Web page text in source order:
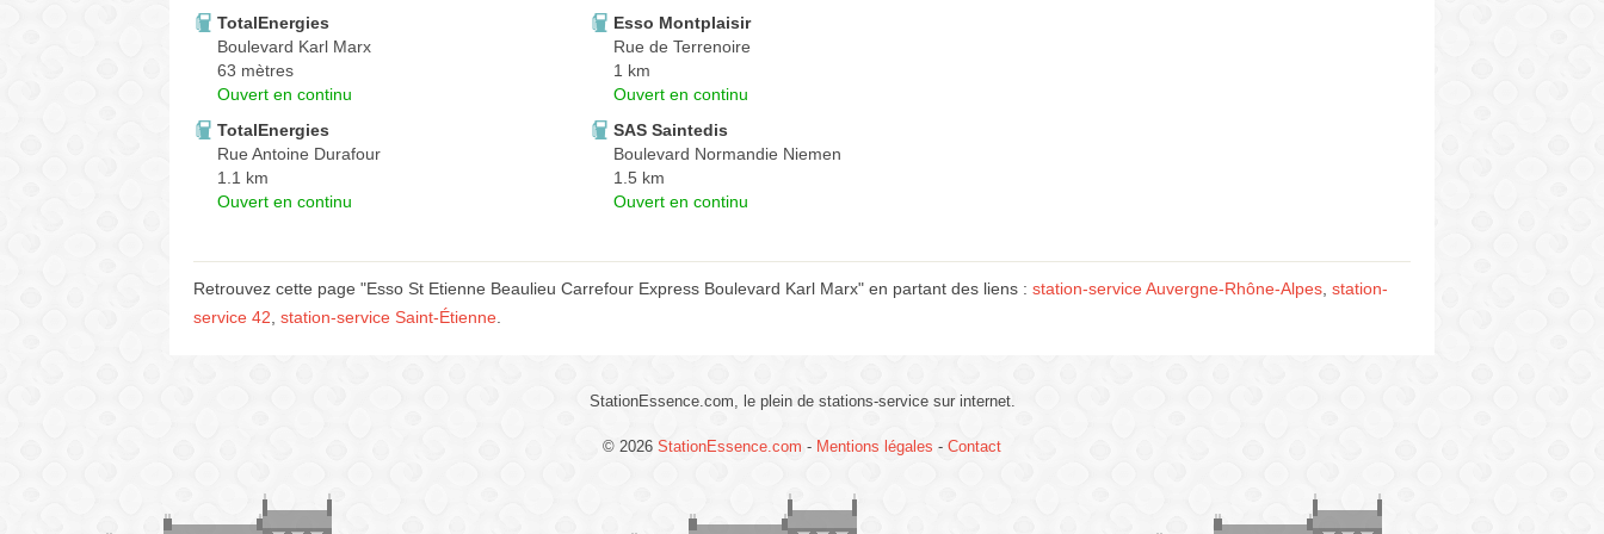
TotalEnergies
Boulevard Karl Marx
63 mètres
Ouvert en continu
Esso Montplaisir
Rue de Terrenoire
1 km
Ouvert en continu
TotalEnergies
Rue Antoine Durafour
1.1 km
Ouvert en continu
SAS Saintedis
Boulevard Normandie Niemen
1.5 km
Ouvert en continu
Retrouvez cette page "Esso St Etienne Beaulieu Carrefour Express Boulevard Karl Marx" en partant des liens : station-service Auvergne-Rhône-Alpes, station-
service 42, station-service Saint-Étienne.
StationEssence.com, le plein de stations-service sur internet.
© 2026 StationEssence.com - Mentions légales - Contact